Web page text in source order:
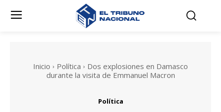
Inicio Política
Dos explosiones en Damasco
durante la visita de Emmanuel Macron
Política